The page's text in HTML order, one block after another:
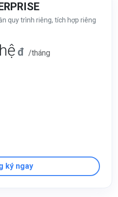
quy trình riêng, tích hợp riêng
đ /tháng
ký ngay